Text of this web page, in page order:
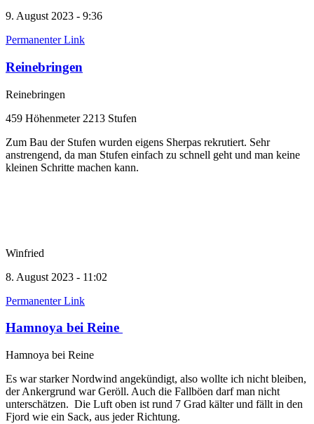
9. August 2023 - 9:36
Permanenter Link
Reinebringen
Reinebringen
459 Höhenmeter 2213 Stufen
Zum Bau der Stufen wurden eigens Sherpas rekrutiert. Sehr
anstrengend, da man Stufen einfach zu schnell geht und man keine
kleinen Schritte machen kann.
Winfried
8. August 2023 - 11:02
Permanenter Link
Hamnoya bei Reine
Hamnoya bei Reine
Es war starker Nordwind angekündigt, also wollte ich nicht bleiben,
der Ankergrund war Geröll. Auch die Fallböen darf man nicht
unterschätzen. Die Luft oben ist rund 7 Grad kälter und fällt in den
Fjord wie ein Sack, aus jeder Richtung.